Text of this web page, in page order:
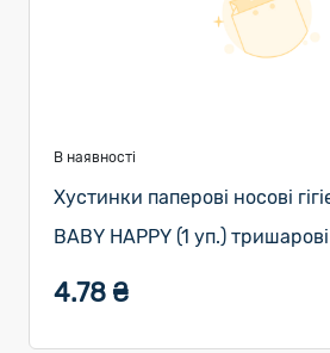
В наявності
Хустинки паперові носові
BABY HAPPY (1 уп.)
4.78 ₴